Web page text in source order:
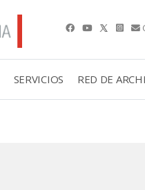
SERVICIOS RED DE